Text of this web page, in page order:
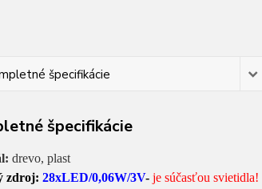
špecifikácie
špecifikácie
drevo, plast
zdroj: 28xLED/0,06W/3V- je súčasťou svietidla!